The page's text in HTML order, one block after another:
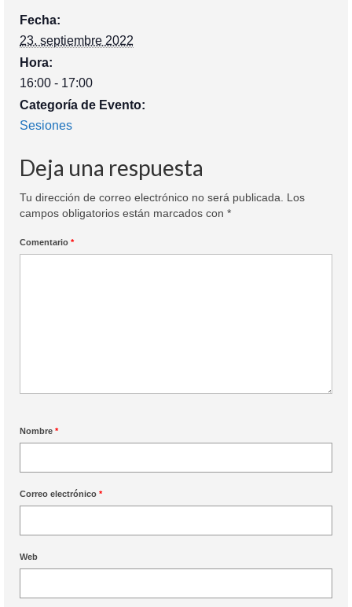
Fecha:
23. septiembre 2022
Hora:
16:00 - 17:00
Categoría de Evento:
Sesiones
Deja una respuesta
Tu dirección de correo electrónico no será publicada.
Los
campos obligatorios están marcados con *
Comentario *
Nombre *
Correo electrónico *
Web